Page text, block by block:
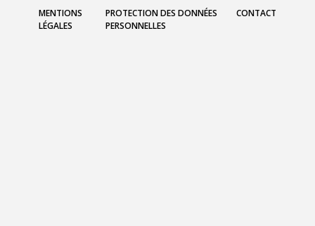
MENTIONS
LÉGALES
PROTECTION DES DONNÉES
PERSONNELLES
CONTACT